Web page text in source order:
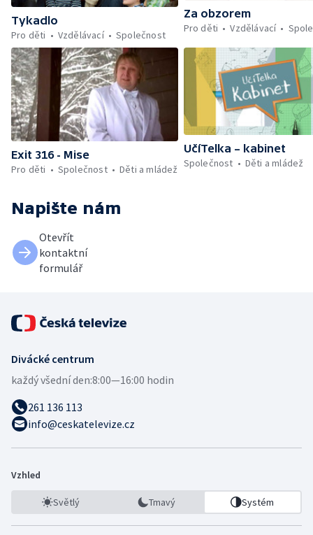
Tykadlo
Pro děti
Vzdělávací Společnost
Za obzorem
Pro děti
Vzdělávací
Exit 316 - Mise
Pro děti
Společnost Děti a mládež
UčíTelka – kabinet
Společnost
Děti a mládež
Napište nám
Otevřít
kontaktní
formulář
Divácké centrum
každý všední den:8:00—16:00 hodin
261 136 113
info@ceskatelevize.cz
Vzhled
Světlý Tmavý Systém